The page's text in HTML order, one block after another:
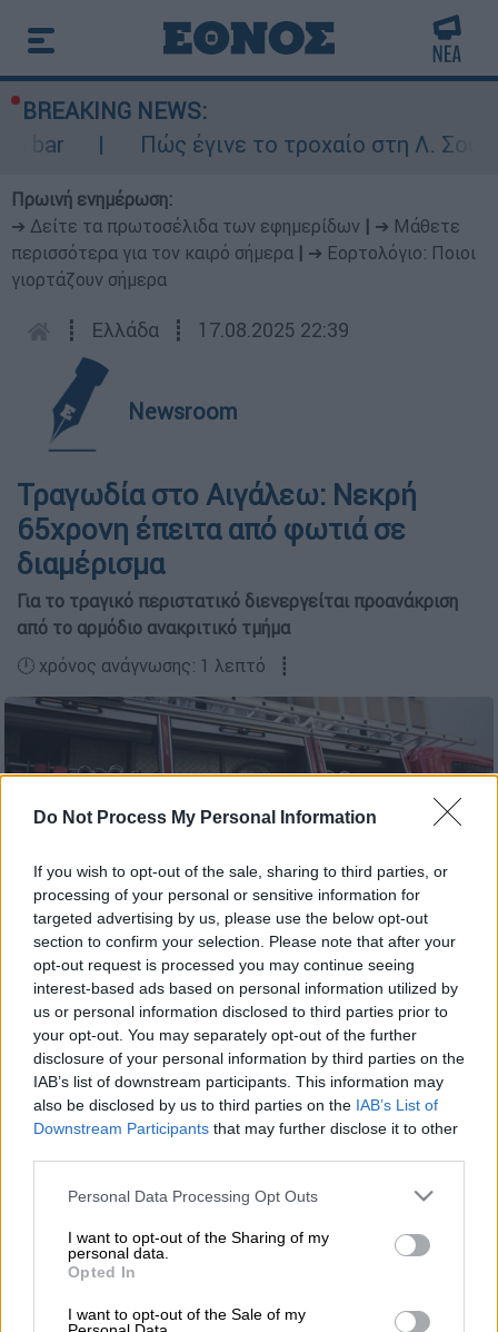
Do Not Process My Personal Information
If you wish to opt-out of the sale, sharing to third parties, or
processing of your personal or sensitive information for
targeted advertising by us, please use the below opt-out
section to confirm your selection. Please note that after your
opt-out request is processed you may continue seeing
interest-based ads based on personal information utilized by
us or personal information disclosed to third parties prior to
your opt-out. You may separately opt-out of the further
disclosure of your personal information by third parties on the
IAB’s list of downstream participants. This information may
also be disclosed by us to third parties on the IAB’s List of
Downstream Participants that may further disclose it to other
Please note that this website/app uses one or more Google
not limited to your visit or usage behaviour. You may click to
grant or deny consent to Google and its third-party tags to
use your data for below specified purposes in below Google
consent section.
Personal Data Processing Opt Outs
I want to opt-out of the Sharing of my
personal data.
Opted In
I want to opt-out of the Sale of my
BREAKING NEWS:
bar
Πώς έγινε το τροχαίο στη Λ.
Πρωινή ενημέρωση:
➔ Δείτε τα πρωτοσέλιδα των εφημερίδων
➔ Μάθετε
περισσότερα για τον καιρό σήμερα
➔ Εορτολόγιο: Ποιοι
γιορτάζουν σήμερα
┋ Ελλάδα ┋ 17.08.2025 22:39
Newsroom
Τραγωδία στο Αιγάλεω: Νεκρή
65χρονη έπειτα από φωτιά σε
διαμέρισμα
Για το τραγικό περιστατικό διενεργείται προανάκριση
από το αρμόδιο ανακριτικό τμήμα
🕛 χρόνος ανάγνωσης: 1 λεπτό ┋
Προσθέστε το ΕΘΝΟΣ στη Google
Χωρίς τις αισθήσεις της βρέθηκε65χρονη,
μετά από πυρκαγιάσε ισόγειο χώρο
διπλοκατοικίας, όπου διέμενε στο
Αιγάλεω
ΔΙΑΒΑΣΤΕ ΕΠΙΣΗΣ
Ελλάδα 17.08.2025 22:20